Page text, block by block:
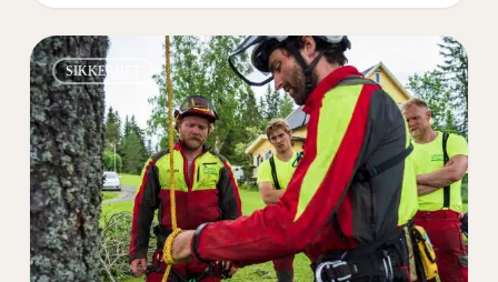
Kameratredning
SIKKERHET
0